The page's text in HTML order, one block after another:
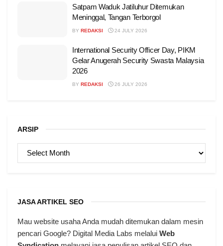
Satpam Waduk Jatiluhur Ditemukan
Meninggal, Tangan Terborgol
BY REDAKSI 24 JULY 2026
International Security Officer Day, PIKM
Gelar Anugerah Security Swasta Malaysia
2026
BY REDAKSI 26 JULY 2026
ARSIP
ARSIP
JASA ARTIKEL SEO
Mau website usaha Anda mudah ditemukan dalam mesin
pencari Google? Digital Media Labs melalui Web